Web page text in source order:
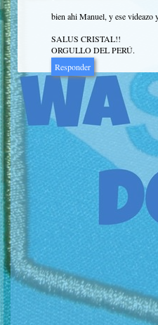
bien ahi Manuel, y ese videazo
SALUS CRISTAL!!
ORGULLO DEL PERÚ.
Responder